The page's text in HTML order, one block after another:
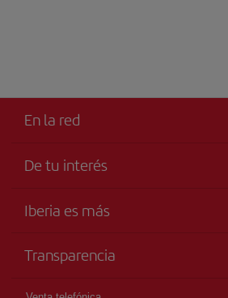
En la red
De tu interés
Accesibilidad
Mapa del sitio
Iberia es más
Grupo Iberia
Accionistas e Inversores
Transparencia